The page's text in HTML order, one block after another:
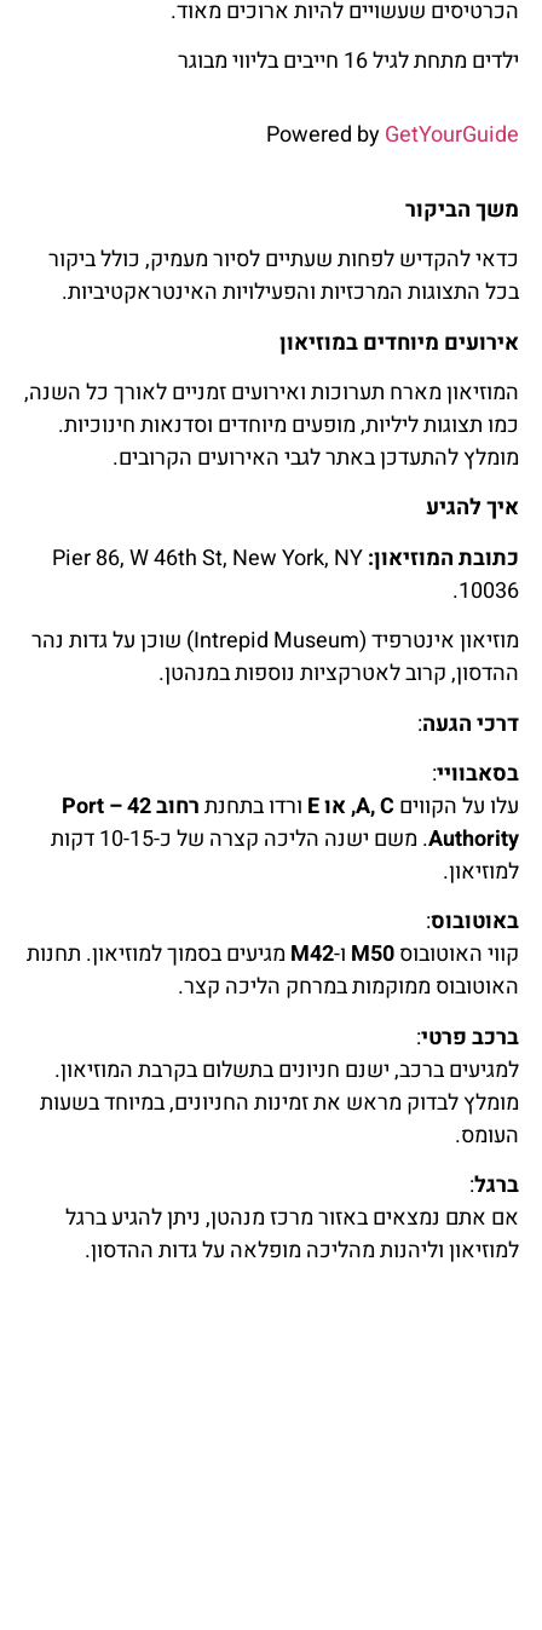
הכרטיסים שעשויים להיות ארוכים מאוד.
ילדים מתחת לגיל 16 חייבים בליווי מבוגר
Powered byGetYourGuide
משך הביקור
כדאי להקדיש לפחות שעתיים לסיור מעמיק, כולל ביקור
בכל התצוגות המרכזיות והפעילויות האינטראקטיביות.
אירועים מיוחדים במוזיאון
המוזיאון מארח תערוכות ואירועים זמניים לאורך כל השנה,
כמו תצוגות ליליות, מופעים מיוחדים וסדנאות חינוכיות.
מומלץ להתעדכן באתר לגבי האירועים הקרובים.
איך להגיע
כתובת המוזיאון:Pier 86, W 46th St, New York, NY
10036.
מוזיאון אינטרפיד (Intrepid Museum) שוכן על גדות נהר
ההדסון, קרוב לאטרקציות נוספות במנהטן.
דרכי הגעה:
בסאבוויי:
עלו על הקווים A, C, או E ורדו בתחנת
רחוב 42 – Port
Authority
. משם ישנה הליכה קצרה של כ-10-15 דקות
למוזיאון.
באוטובוס:
קווי האוטובוסM50 ו-M42 מגיעים בסמוך למוזיאון. תחנות
האוטובוס ממוקמות במרחק הליכה קצר.
ברכב פרטי:
למגיעים ברכב, ישנם חניונים בתשלום בקרבת המוזיאון.
מומלץ לבדוק מראש את זמינות החניונים, במיוחד בשעות
העומס.
ברגל:
אם אתם נמצאים באזור מרכז מנהטן, ניתן להגיע ברגל
למוזיאון וליהנות מהליכה מופלאה על גדות ההדסון.